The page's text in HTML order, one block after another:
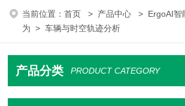
当前位置：首页 > 产品中心 > ErgoAI智
为 >车辆与时空轨迹分析
产品分类 PRODUCT CATEGORY